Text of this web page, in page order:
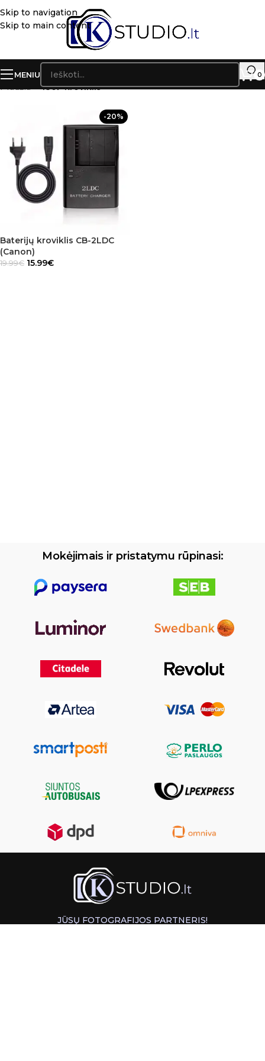
Skip to navigation
Skip to main content
MENIU 0
Pradžia»430F kroviklis
-20%
Baterijų kroviklis CB-2LDC
(Canon)
19.99€ 15.99€
Mokėjimais ir pristatymu rūpinasi:
JŪSŲ FOTOGRAFIJOS PARTNERIS!